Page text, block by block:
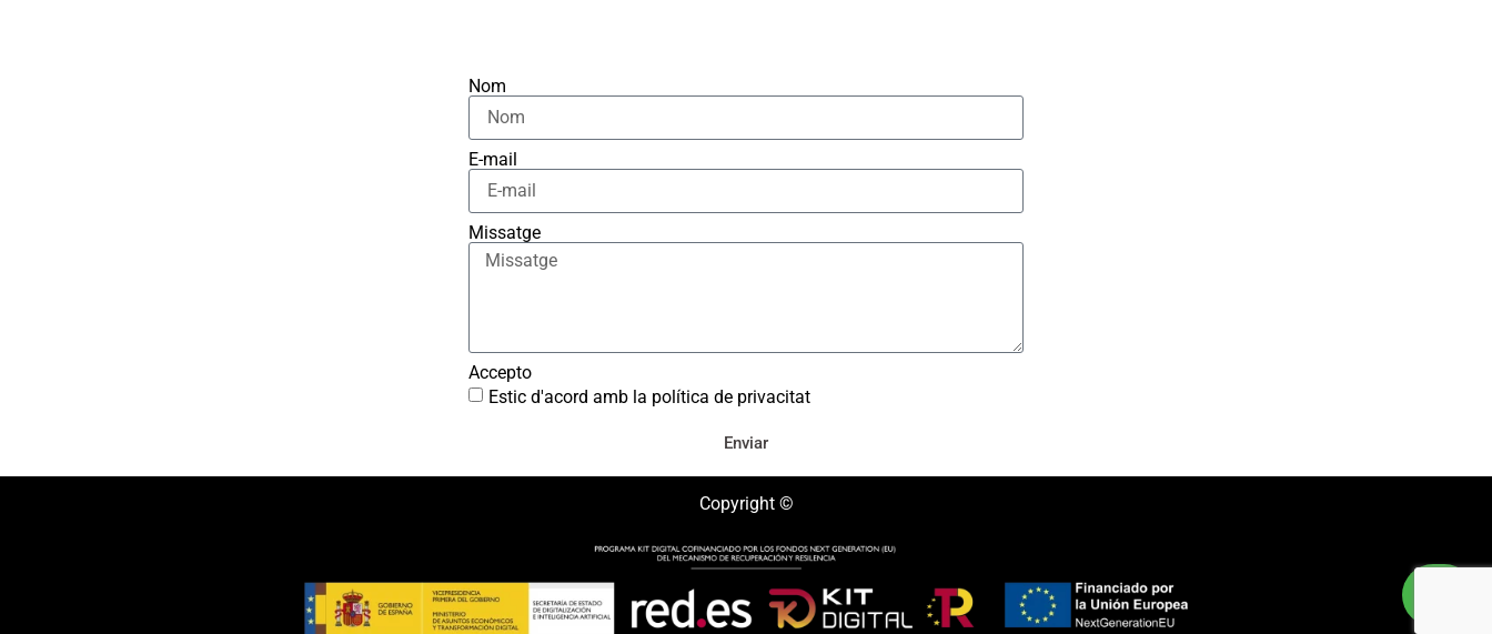
Nom
E-mail
Missatge
Accepto
Estic d'acord amb la política de privacitat
Enviar
Copyright ©